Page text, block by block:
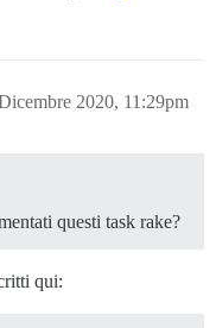
2020, 11:29pm
questi task rake?
qui: